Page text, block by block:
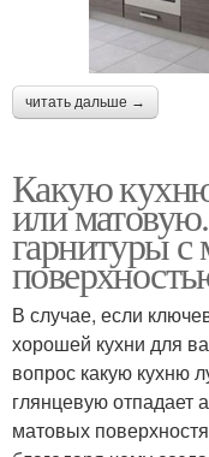
читать дальше →
Какую
или
гарнитуры с
В случае, если
хорошей кухни для
вопрос какую кухню
глянцевую отпадает
матовых